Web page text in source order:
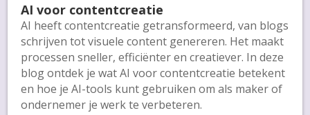
AI voor contentcreatie
AI heeft contentcreatie getransformeerd, van blogs
schrijven tot visuele content genereren. Het maakt
processen sneller, efficiënter en creatiever. In deze
blog ontdek je wat AI voor contentcreatie betekent
en hoe je AI-tools kunt gebruiken om als maker of
ondernemer je werk te verbeteren.